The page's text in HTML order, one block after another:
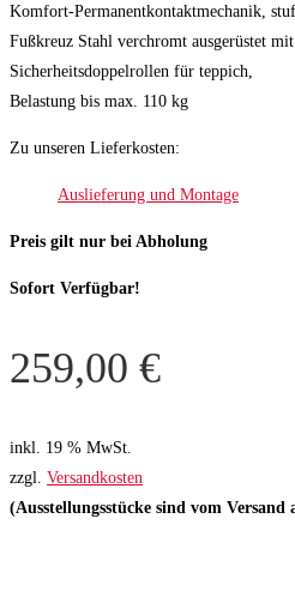
Komfort-Permanentkontaktmechanik,
Fußkreuz Stahl verchromt ausgerüstet
Sicherheitsdoppelrollen für teppich,
Belastung bis max. 110 kg
Zu unseren Lieferkosten:
Auslieferung und Montage
Preis gilt nur bei Abholung
Sofort Verfügbar!
259,00 €
inkl. 19 % MwSt.
zzgl. Versandkosten
(Ausstellungsstücke sind vom Versand